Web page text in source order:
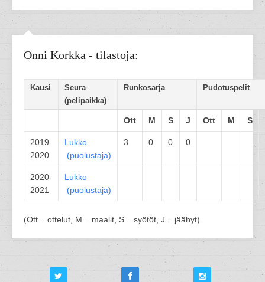
Onni Korkka - tilastoja:
Kausi
Seura
(pelipaikka)
Runkosarja Pudotuspelit
Ott M S J Ott M S
2019-
2020
Lukko
(puolustaja)
3 0 0 0
2020-
2021
Lukko
(puolustaja)
(Ott = ottelut, M = maalit, S = syötöt, J = jäähyt)